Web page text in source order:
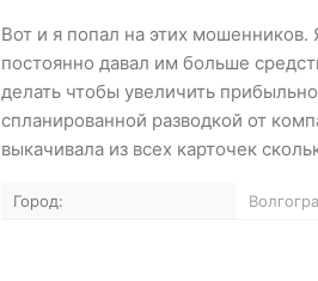
Вот и я попал на этих
постоянно давал им больше
делать чтобы увеличить
спланированной разводкой от
выкачивала из всех карточек
Город: